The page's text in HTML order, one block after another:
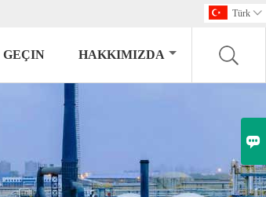
Türk 
HAKKIMIZDA
